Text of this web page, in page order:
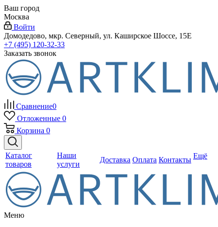
Ваш город
Москва
Войти
Домодедово, мкр. Северный, ул. Каширское Шоссе, 15Е
+7 (495) 120-32-33
Заказать звонок
Сравнение0
Отложенные 0
Корзина 0
Каталог
товаров
Наши
услуги
Доставка Оплата Контакты Ещё
Меню